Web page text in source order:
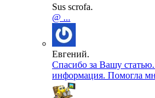
Sus scrofa.
@ ...
Евгений.
Спасибо за Вашу
информация. Помогла